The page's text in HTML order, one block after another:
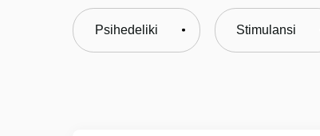
Psihedeliki Stimulansi